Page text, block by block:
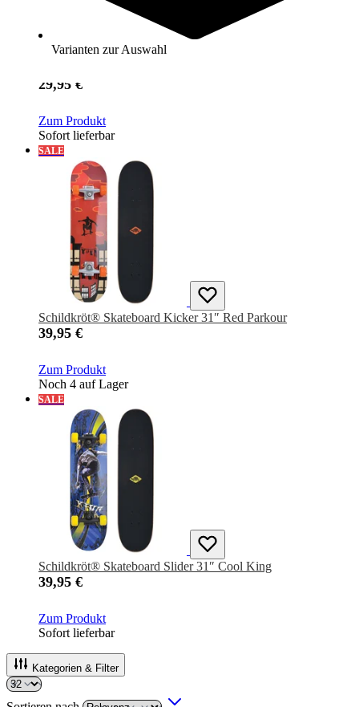
Varianten zur Auswahl
29,95 €
Zum Produkt
Sofort lieferbar
SALE
Schildkröt® Skateboard Kicker 31″ Red Parkour
39,95 €
Zum Produkt
Noch 4 auf Lager
SALE
Schildkröt® Skateboard Slider 31″ Cool King
39,95 €
Zum Produkt
Sofort lieferbar
Kategorien & Filter